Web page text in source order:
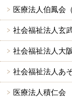
医療法人伯鳳会
社会福祉法人玄
社会福祉法人大
社会福祉法人あ
医療法人積仁会